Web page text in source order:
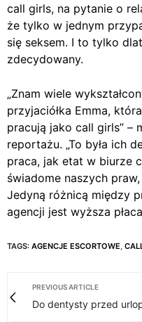
call girls, na pytanie o
że tylko w jednym
się seksem. I to tylko
zdecydowany.
„Znam wiele
przyjaciółka Emma,
pracują jako call girls” –
reportażu. „To była ich
praca, jak etat w biurze
świadome naszych
Jedyną różnicą między
agencji jest wyższa
TAGS: AGENCJE ESCORTOWE,
PREVIOUS ARTICLE
Do dentysty przed